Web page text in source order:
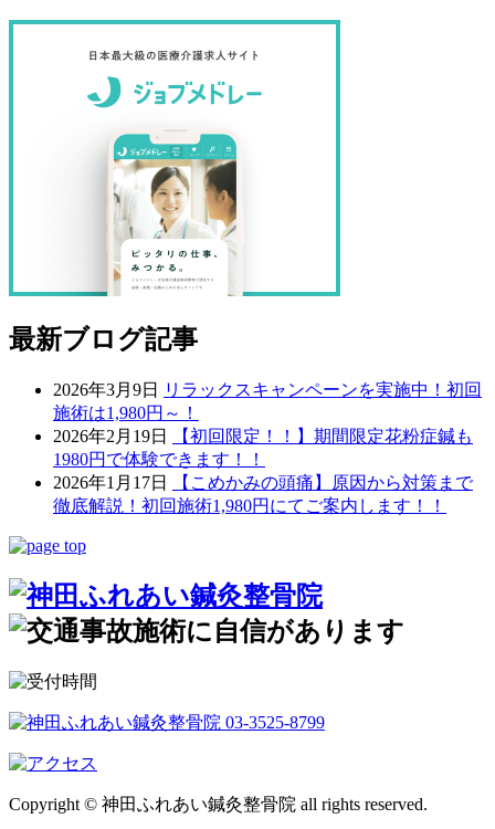
最新ブログ記事
2026年3月9日
リラックスキャンペーンを実施中！初回
施術は1,980円～！
2026年2月19日
【初回限定！！】期間限定花粉症鍼も
1980円で体験できます！！
2026年1月17日
【こめかみの頭痛】原因から対策まで
徹底解説！初回施術1,980円にてご案内します！！
Copyright © 神田ふれあい鍼灸整骨院 all rights reserved.